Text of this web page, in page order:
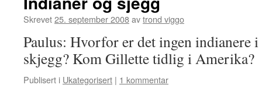
Skrevet25. september 2008avtrond viggo
Paulus: Hvorfor er det ingen indianere
skjegg? Kom Gillette tidlig i Amerika?
Publisert i Ukategorisert | 1 kommentar